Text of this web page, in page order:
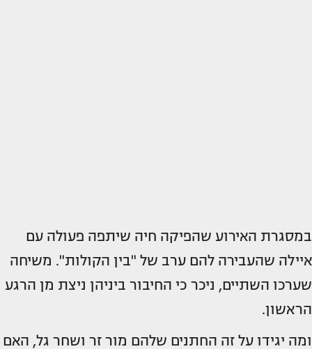
במסגרת האירוע שהפיקה חיה שיתפה פעולה עם
איילה שהעבירה להם ערב של "בין הקולות". משיחה
שערכו השתיים, ניכר כי החיבור ביניהן ניצת מן הרגע
הראשון.
ומה יגידו על זה החתנים שלהם מור זר ושחר גל, האם